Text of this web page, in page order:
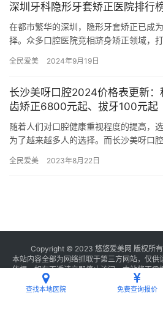
深圳牙科隐形牙套矫正医院排行
在都市繁华的深圳，隐形牙套矫正已成
择。众多口腔医院竞相跻身矫正领域，
读者提供…
全民爱美 2024年9月19日
长沙美呀口腔2024价格表更新
齿矫正6800元起、拔牙100元起
随着人们对口腔健康重视程度的提高，
为了越来越多人的选择。而长沙美呀口
注。本…
全民爱美 2023年8月22日
Copyright © 2023 悠悠爱美网 版权所有
本站内容全部为网络抓取于第三方网站，仅
依据，如有不适请立即停止访问，本站将不
联系我们
查找本地医院 免费查询报价